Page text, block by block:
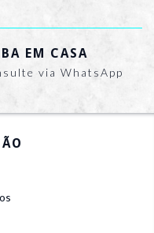
EM CASA
via WhatsApp